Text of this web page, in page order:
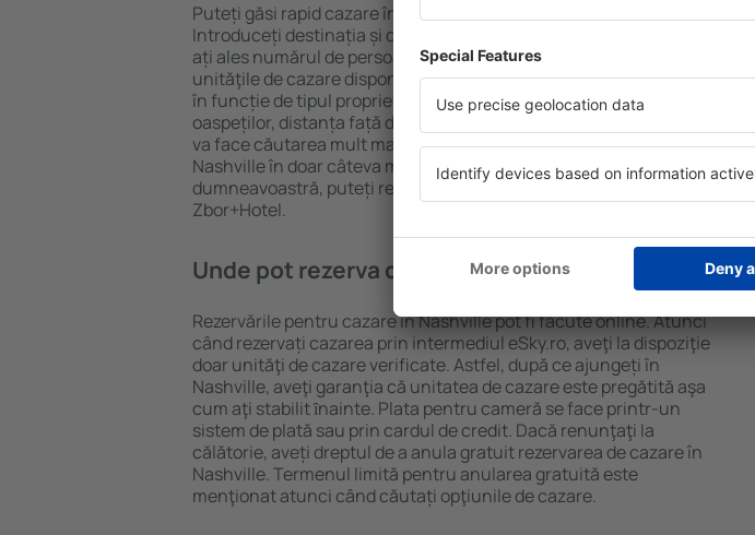
Puteți găsi rapid cazare în Nashville folosind un motor de căutare.
Introduceți destinația și datele de check-in și check-out. După ce
ați ales numărul de persoane, motorul de căutare va afișa
unităţile de cazare disponibile în Nashville. Filtrarea rezultatelor
în funcție de tipul proprietăţii, numărul de stele, evaluările
oaspeților, distanța față de centru și opțiunea de anulare gratuită
va face căutarea mult mai ușoară. Astfel veți putea găsi cazare în
Nashville în doar câteva minute. În funcție de nevoile
dumneavoastră, puteți rezerva doar cazare sau un pachet
Zbor+Hotel.
Unde pot rezerva cazare în Nashville?
Rezervările pentru cazare în Nashville pot fi făcute online. Atunci
când rezervați cazarea prin intermediul eSky.ro, aveţi la dispoziţie
doar unităţi de cazare verificate. Astfel, după ce ajungeți în
Nashville, aveţi garanţia că unitatea de cazare este pregătită aşa
cum aţi stabilit ȋnainte. Plata pentru cameră se face printr-un
sistem de plată sau prin cardul de credit. Dacă renunţaţi la
călătorie, aveți dreptul de a anula gratuit rezervarea de cazare în
Nashville. Termenul limită pentru anularea gratuită este
menţionat atunci când căutați opţiunile de cazare.